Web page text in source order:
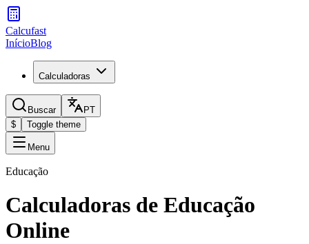
Calcufast
InícioBlog
Calculadoras
Buscar
PT
$
Toggle theme
Menu
Educação
Calculadoras de Educação
Online